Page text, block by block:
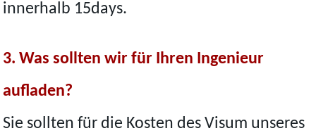
innerhalb 15days.
3. Was sollten wir für Ihren Ingenieur
aufladen?
Sie sollten für die Kosten des Visum unseres